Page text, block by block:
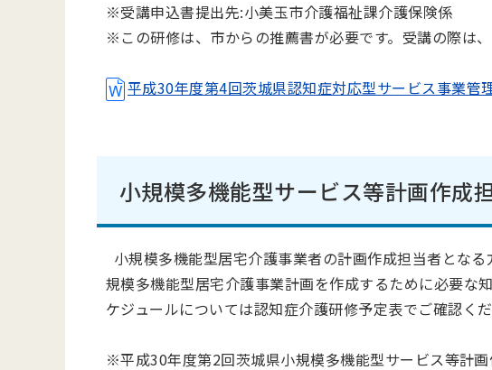
※受講申込書提出先:小美玉市介護福祉課介護保険係
※この研修は、市からの推薦書が必要です。受講の際は
平成30年度第4回茨城県認知症対応型サービス事業管
小規模多機能型サービス等計画作成
小規模多機能型居宅介護事業者の計画作成担当者とな
規模多機能型居宅介護事業計画を作成するために必要な
ケジュールについては認知症介護研修予定表でご確認くだ
※平成30年度第2回茨城県小規模多機能型サービス等計